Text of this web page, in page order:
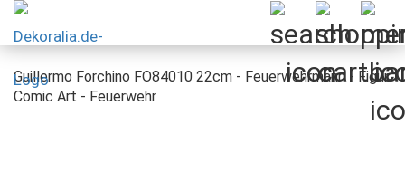
Guillermo Forchino FO84010 22cm - Feuerwehrmann - Figur
Comic Art - Feuerwehr